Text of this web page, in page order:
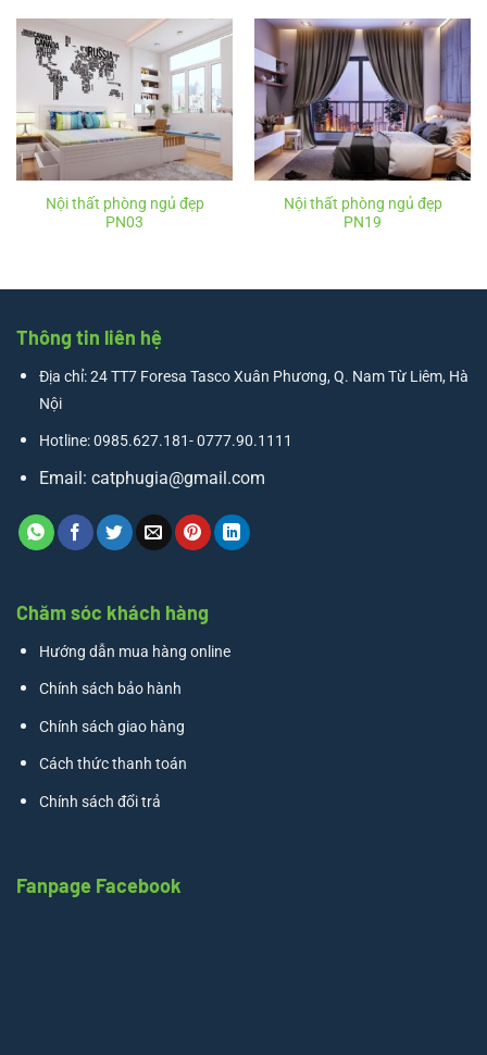
Nội thất phòng ngủ đẹp
PN03
Nội thất phòng ngủ đẹp
PN19
Thông tin liên hệ
Địa chỉ: 24 TT7 Foresa Tasco Xuân Phương, Q. Nam Từ Liêm, Hà
Nội
Hotline: 0985.627.181- 0777.90.1111
Email: catphugia@gmail.com
Chăm sóc khách hàng
Hướng dẫn mua hàng online
Chính sách bảo hành
Chính sách giao hàng
Cách thức thanh toán
Chính sách đổi trả
Fanpage Facebook